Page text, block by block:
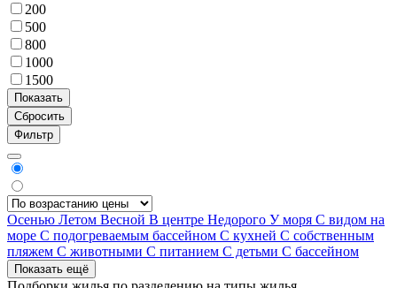
200
500
800
1000
1500
Фильтр
Осенью Летом Весной В центре Недорого У моря С видом на
море С подогреваемым бассейном С кухней С собственным
пляжем С животными С питанием С детьми С бассейном
Показать ещё